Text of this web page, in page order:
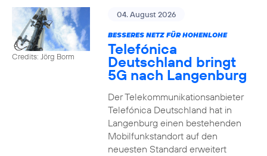
Credits: Jörg Borm
04. August 2026
BESSERES NETZ FÜR HOHENLOHE
Telefónica
Deutschland bringt
5G nach Langenburg
Der Telekommunikationsanbieter
Telefónica Deutschland hat in
Langenburg einen bestehenden
Mobilfunkstandort auf den
neuesten Standard erweitert